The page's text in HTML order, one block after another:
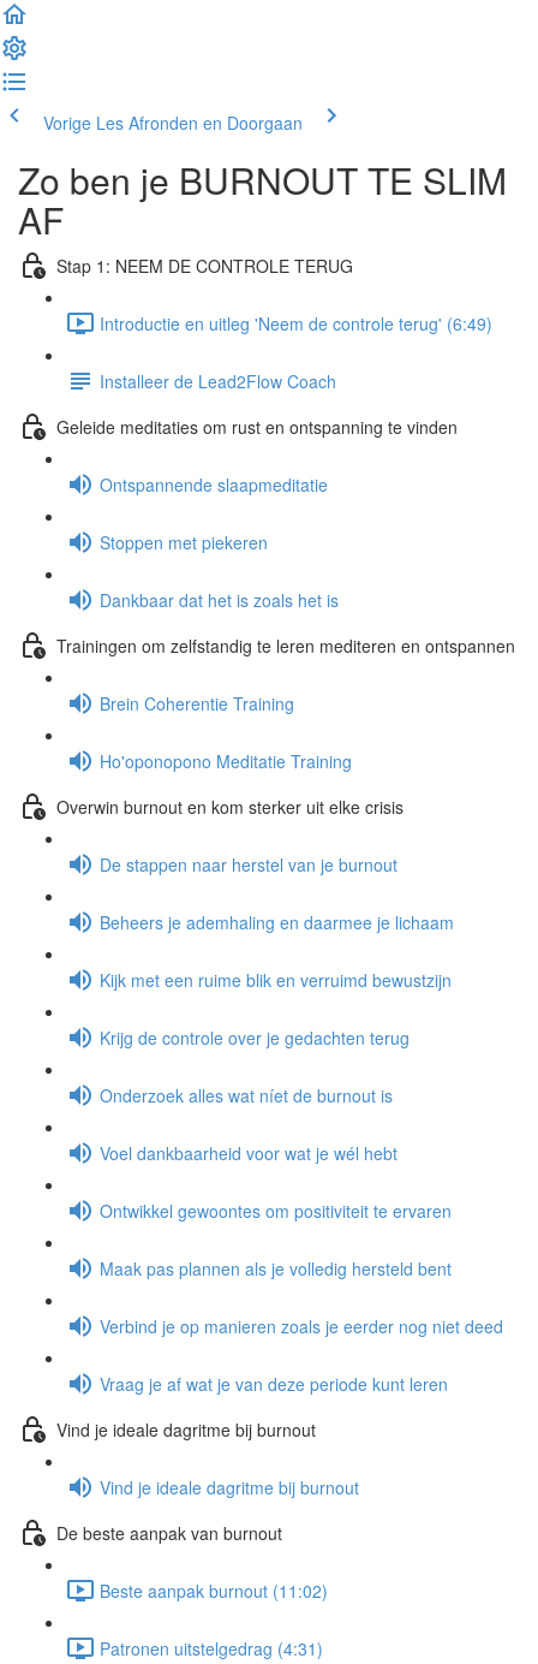
Vorige Les Afronden en Doorgaan
Zo ben je BURNOUT TE SLIM
AF
Stap 1: NEEM DE CONTROLE TERUG
Introductie en uitleg 'Neem de controle terug' (6:49)
Installeer de Lead2Flow Coach
Geleide meditaties om rust en ontspanning te vinden
Ontspannende slaapmeditatie
Stoppen met piekeren
Dankbaar dat het is zoals het is
Trainingen om zelfstandig te leren mediteren en ontspannen
Brein Coherentie Training
Ho'oponopono Meditatie Training
Overwin burnout en kom sterker uit elke crisis
De stappen naar herstel van je burnout
Beheers je ademhaling en daarmee je lichaam
Kijk met een ruime blik en verruimd bewustzijn
Krijg de controle over je gedachten terug
Onderzoek alles wat níet de burnout is
Voel dankbaarheid voor wat je wél hebt
Ontwikkel gewoontes om positiviteit te ervaren
Maak pas plannen als je volledig hersteld bent
Verbind je op manieren zoals je eerder nog niet deed
Vraag je af wat je van deze periode kunt leren
Vind je ideale dagritme bij burnout
Vind je ideale dagritme bij burnout
De beste aanpak van burnout
Beste aanpak burnout (11:02)
Patronen uitstelgedrag (4:31)